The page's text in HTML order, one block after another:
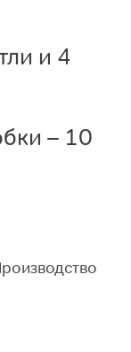
и 4
– 10